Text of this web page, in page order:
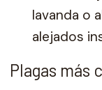
lavanda o
alejados
Plagas más